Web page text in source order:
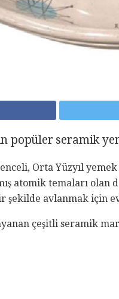
popüler seramik
Orta Yüzyıl
atomik temaları olan
şekilde avlanmak için
çeşitli seramik